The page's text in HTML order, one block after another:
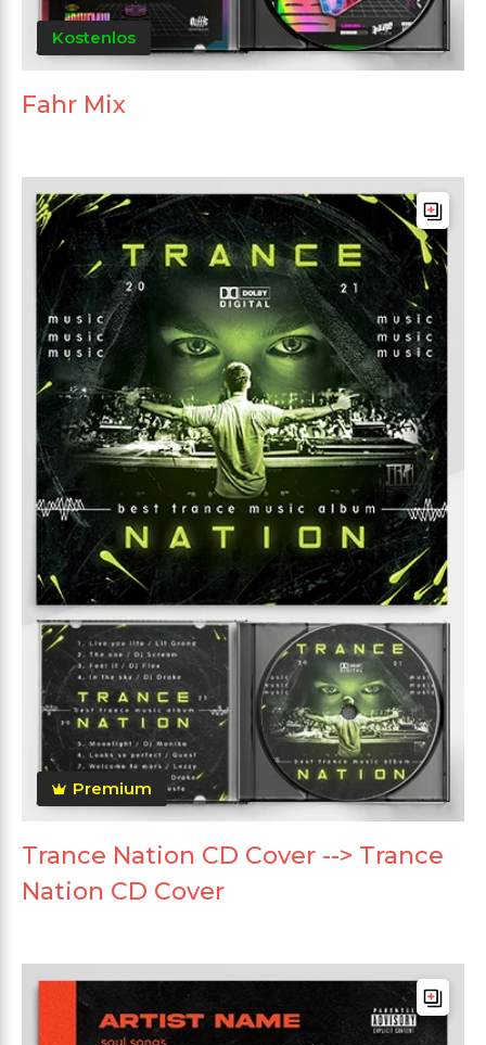
Kostenlos
Fahr Mix
Premium
Trance Nation CD Cover --> Trance
Nation CD Cover